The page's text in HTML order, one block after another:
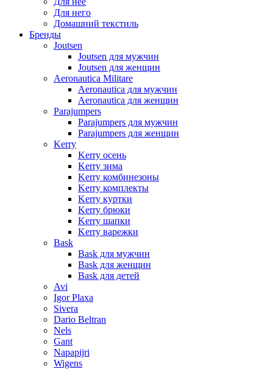
Для него
Домашний текстиль
Бренды
Joutsen
Joutsen для мужчин
Joutsen для женщин
Aeronautica Militare
Aeronautica для мужчин
Aeronautica для женщин
Parajumpers
Parajumpers для мужчин
Parajumpers для женщин
Kerry
Kerry осень
Kerry зима
Kerry комбинезоны
Kerry комплекты
Kerry куртки
Kerry брюки
Kerry шапки
Kerry варежки
Bask
Bask для мужчин
Bask для женщин
Bask для детей
Avi
Igor Plaxa
Sivera
Dario Beltran
Nels
Gant
Napapijri
Wigens